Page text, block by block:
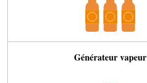
Générateur vapeur